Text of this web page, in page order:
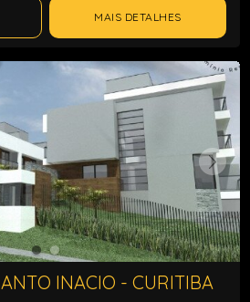
MAIS DETALHES
INACIO - CURITIBA